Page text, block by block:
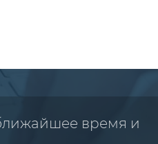
время и